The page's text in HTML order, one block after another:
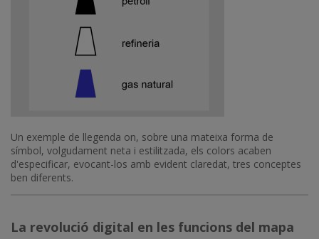
Un exemple de llegenda on, sobre una mateixa forma de
símbol, volgudament neta i estilitzada, els colors acaben
d'especificar, evocant-los amb evident claredat, tres conceptes
ben diferents.
La revolució digital en les funcions del mapa